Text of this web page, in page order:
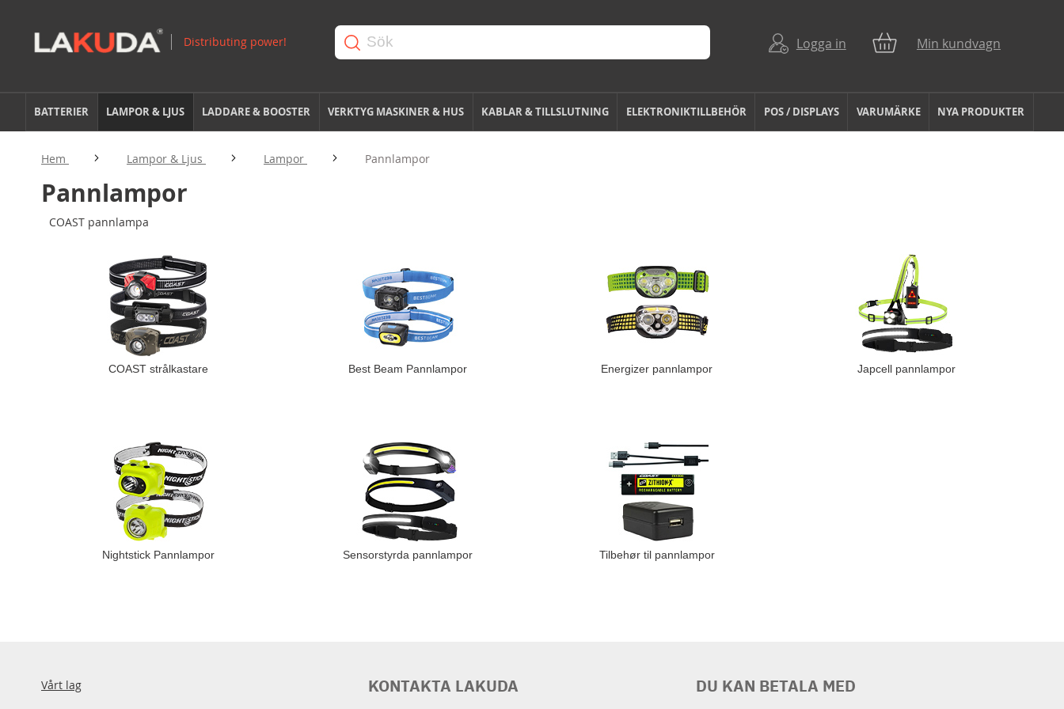
Logga in Min kundvagn
BATTERIER LAMPOR & LJUS LADDARE & BOOSTER VERKTYG MASKINER & HUS KABLAR & TILLSLUTNING ELEKTRONIKTILLBEHÖR POS / DISPLAYS VARUMÄRKE NYA PRODUKTER
Hem Lampor & Ljus Lampor Pannlampor
Pannlampor
COAST pannlampa
COAST strålkastare Best Beam Pannlampor Energizer pannlampor Japcell pannlampor
Nightstick Pannlampor Sensorstyrda pannlampor Tilbehør til pannlampor
Vårt lag DU KAN BETALA MED
KONTAKTA LAKUDA